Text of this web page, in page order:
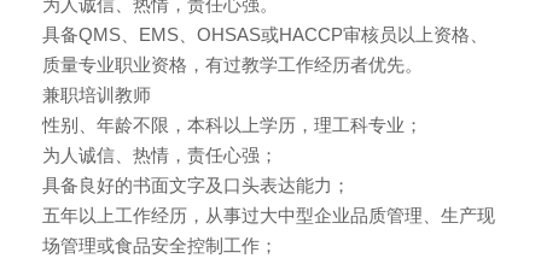
为人诚信、热情，责任心强。
具备QMS、EMS、OHSAS或HACCP审核员以上资格、
质量专业职业资格，有过教学工作经历者优先。
兼职培训教师
性别、年龄不限，本科以上学历，理工科专业；
为人诚信、热情，责任心强；
具备良好的书面文字及口头表达能力；
五年以上工作经历，从事过大中型企业品质管理、生产现
场管理或食品安全控制工作；